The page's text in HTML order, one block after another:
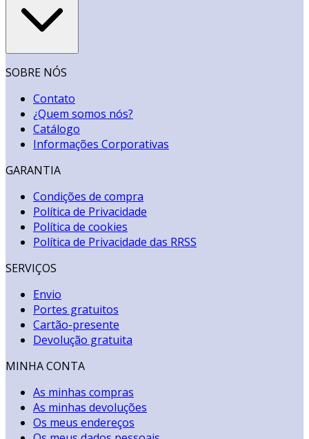
SOBRE NÓS
Contato
¿Quem somos nós?
Catálogo
Informações Corporativas
GARANTIA
Condições de compra
Política de Privacidade
Política de cookies
Política de Privacidade das RRSS
SERVIÇOS
Envio
Portes gratuitos
Cartão-presente
Devolução gratuita
MINHA CONTA
As minhas compras
As minhas devoluções
Os meus endereços